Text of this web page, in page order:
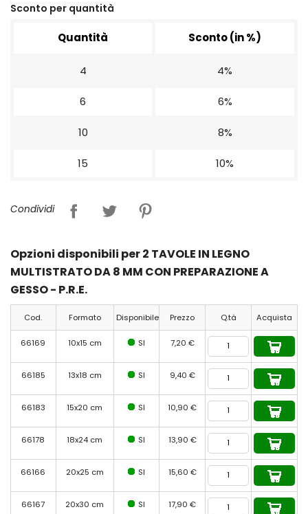
Sconto per quantità
Quantità Sconto (in %)
4 4%
6 6%
10 8%
15 10%
Condividi
Opzioni disponibili per 2 TAVOLE IN LEGNO
MULTISTRATO DA 8 MM CON PREPARAZIONE A
GESSO - P.R.E.
Cod. Formato Disponibile Prezzo Q.tà Acquista
66169 10x15 cm SI 7,20 €
66185 13x18 cm SI 9,40 €
66183 15x20 cm SI 10,90 €
66178 18x24 cm SI 13,90 €
66166 20x25 cm SI 15,60 €
66167 20x30 cm SI 17,90 €